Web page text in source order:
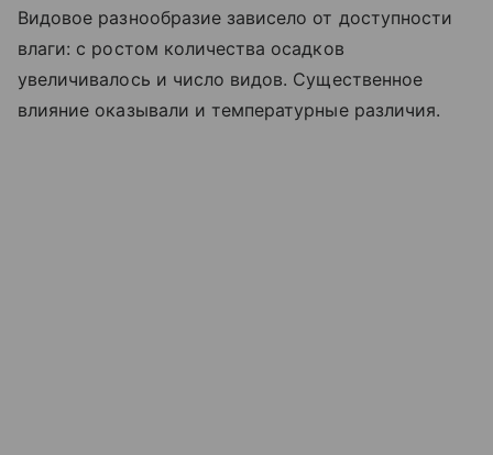
Видовое разнообразие зависело от доступности
влаги: с ростом количества осадков
увеличивалось и число видов. Существенное
влияние оказывали и температурные различия.